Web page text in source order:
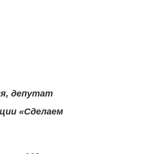
депутат
«Сделаем